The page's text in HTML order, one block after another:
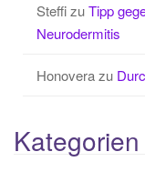
SteffizuTipp
Neurodermitis
Honoverazu
Kategorien